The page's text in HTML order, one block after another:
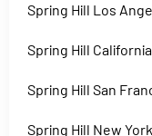
Spring Hill Los
Spring Hill California
Spring Hill San
Spring Hill New